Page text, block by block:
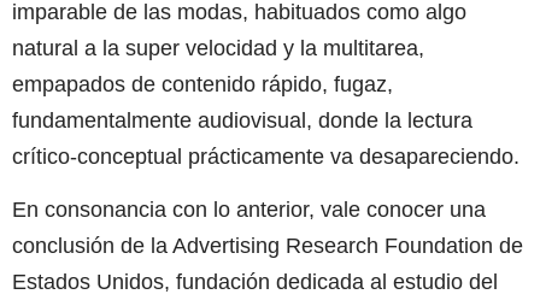
imparable de las modas, habituados como algo
natural a la super velocidad y la multitarea,
empapados de contenido rápido, fugaz,
fundamentalmente audiovisual, donde la lectura
crítico-conceptual prácticamente va desapareciendo.
En consonancia con lo anterior, vale conocer una
conclusión de la Advertising Research Foundation de
Estados Unidos, fundación dedicada al estudio del